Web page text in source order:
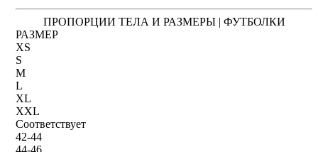
ПРОПОРЦИИ ТЕЛА И РАЗМЕРЫ | ФУТБОЛКИ
РАЗМЕР
XS
S
M
L
XL
XXL
Соответствует
42-44
44-46